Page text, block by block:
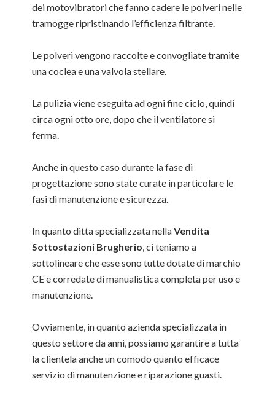
dei motovibratori che fanno cadere le polveri nelle
tramogge ripristinando l’efficienza filtrante.
Le polveri vengono raccolte e convogliate tramite
una coclea e una valvola stellare.
La pulizia viene eseguita ad ogni fine ciclo, quindi
circa ogni otto ore, dopo che il ventilatore si
ferma.
Anche in questo caso durante la fase di
progettazione sono state curate in particolare le
fasi di manutenzione e sicurezza.
In quanto ditta specializzata nellaVendita
Sottostazioni Brugherio, ci teniamo a
sottolineare che esse sono tutte dotate di marchio
CE e corredate di manualistica completa per uso e
manutenzione.
Ovviamente, in quanto azienda specializzata in
questo settore da anni, possiamo garantire a tutta
la clientela anche un comodo quanto efficace
servizio di manutenzione e riparazione guasti.